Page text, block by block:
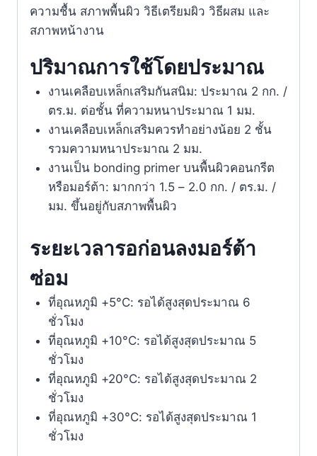
ความชื้น สภาพพื้นผิว วิธีเตรียมผิว วิธีผสม และ
สภาพหน้างาน
ปริมาณการใช้โดยประมาณ
งานเคลือบเหล็กเสริมกันสนิม: ประมาณ 2 กก. /
ตร.ม. ต่อชั้น ที่ความหนาประมาณ 1 มม.
งานเคลือบเหล็กเสริมควรทำอย่างน้อย 2 ชั้น
รวมความหนาประมาณ 2 มม.
งานเป็น bonding primer บนพื้นผิวคอนกรีต
หรือมอร์ต้า: มากกว่า 1.5 – 2.0 กก. / ตร.ม. /
มม. ขึ้นอยู่กับสภาพพื้นผิว
ระยะเวลารอก่อนลงมอร์ต้า
ซ่อม
ที่อุณหภูมิ +5°C: รอได้สูงสุดประมาณ 6
ชั่วโมง
ที่อุณหภูมิ +10°C: รอได้สูงสุดประมาณ 5
ชั่วโมง
ที่อุณหภูมิ +20°C: รอได้สูงสุดประมาณ 2
ชั่วโมง
ที่อุณหภูมิ +30°C: รอได้สูงสุดประมาณ 1
ชั่วโมง